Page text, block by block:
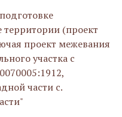
(проект
проект межевания
участка с
части с.